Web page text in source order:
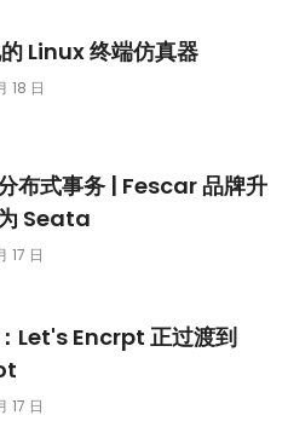
Linux 终端仿真器
18 日
布式事务 | Fescar 品牌升
Seata
17 日
Let's Encrpt 正过渡到
17 日